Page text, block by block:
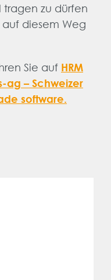
tragen zu dürfen
diesem Weg
Sie auf HRM
ag – Schweizer
software.